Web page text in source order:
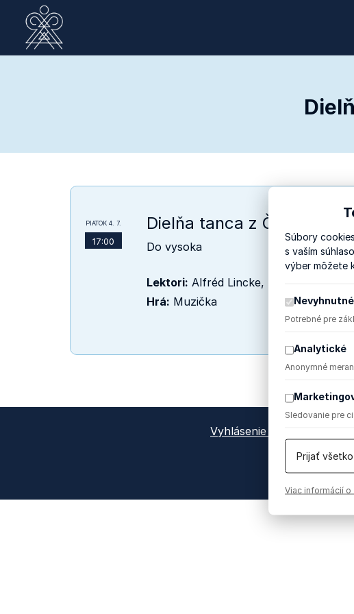
PIATOK 4. 7.
17:00
Dielňa tanca z Čierneho
Do vysoka
Lektori: Alfréd Lincke, Martina Lincke
Hrá: Muzička
Vyhlásenie o ochrane
Súbory
s vaším
výber môžete
Nevyhnutné
Potrebné pre
Analytické
Anonymné
Sledovanie pre
Prijať všetko
Viac informácií o